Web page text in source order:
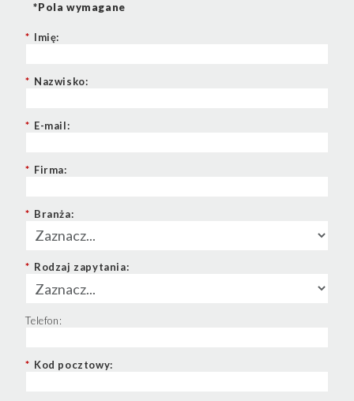
*Pola wymagane
* Imię:
* Nazwisko:
* E-mail:
* Firma:
* Branża:
* Rodzaj zapytania:
Telefon:
* Kod pocztowy: